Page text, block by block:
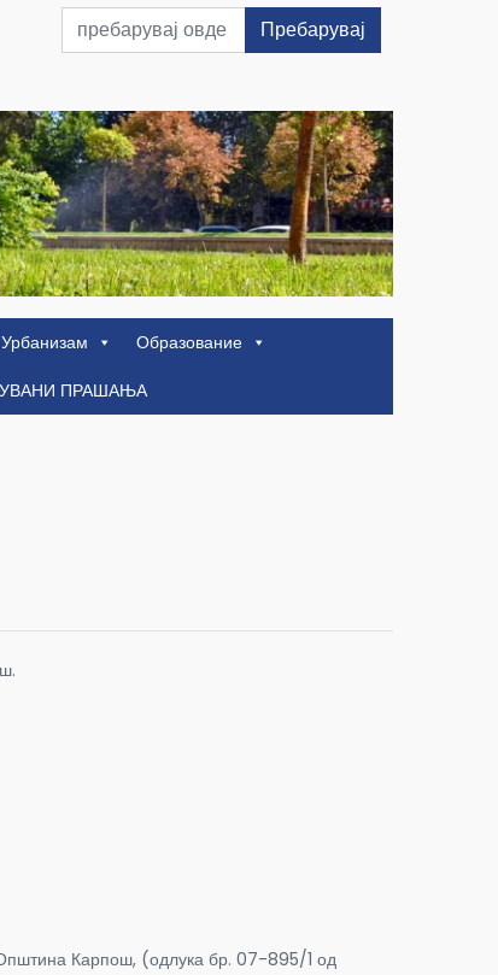
Пребарувај
Урбанизам
Образование
ПРАШАЊА
Карпош, (одлука бр. 07-895/1 од